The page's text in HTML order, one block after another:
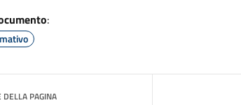
:
DELLA PAGINA